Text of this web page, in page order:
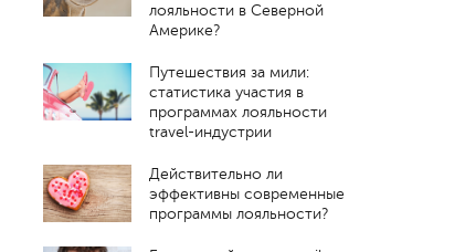
лояльности в Северной
Америке?
Путешествия за мили:
статистика участия в
программах лояльности
travel-индустрии
Действительно ли
эффективны современные
программы лояльности?